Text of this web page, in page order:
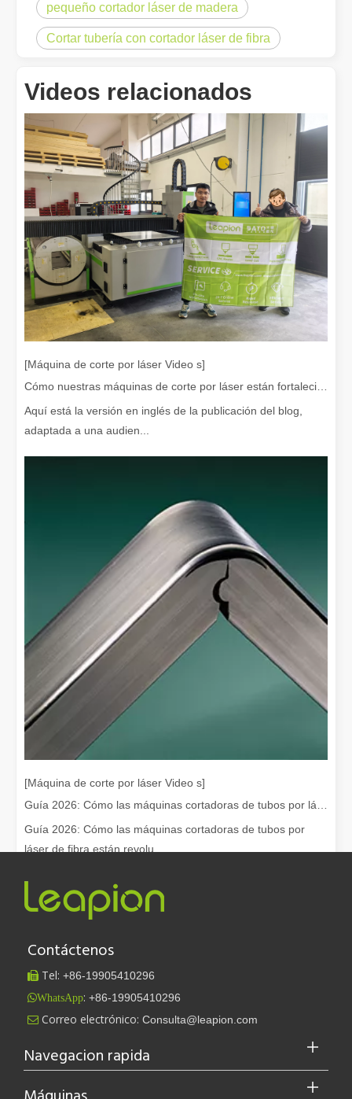
¿Es caro el dispositivo de soldadura láser? ¿Cómo comprar uno rentable?
En la fabricación y la ingeniería modernas, la precisión y la
¡Nuestros socios internacionales viajaron miles de kilómetros para visitar nuestra fábrica y presenciar la magia de la tecnología de corte por láser!
¡Nuestros socios internacionales viajaron miles de millas para
Saliendo del ajetreo y el bullicio, nos embarcamos en un viaje
Leapion actualmente exhibe sus equipos láser en el stand 18.1E12 de la Feria de Cantón.
pequeño cortador láser de madera
Cortar tubería con cortador láser de fibra
Videos relacionados
[Máquina de corte por láser Video s]
Aquí está la versión en inglés de la publicación del blog,
adaptada a una audien...
[Máquina de corte por láser Video s]
Guía 2026: Cómo las máquinas cortadoras de tubos por
láser de fibra están revolu...
Contáctenos
 Tel: +86-19905410296
WhatsApp: +86-19905410296
 Correo electrónico: Consulta@leapion.com
Navegacion rapida
Máquinas